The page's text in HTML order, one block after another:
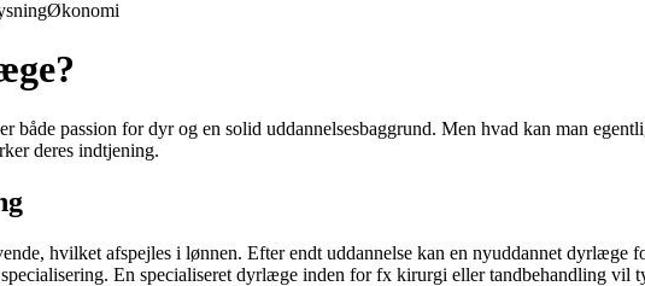
Økonomi
passion for dyr og en solid uddannelsesbaggrund. Men hvad kan man
deres indtjening.
hvilket afspejles i lønnen. Efter endt uddannelse kan en nyuddannet dyrlæge
En specialiseret dyrlæge inden for fx kirurgi eller tandbehandling vil